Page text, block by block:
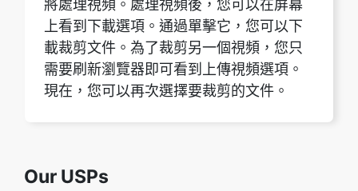
載裁剪文件。為了裁剪另一個視頻，您只
需要刷新瀏覽器即可看到上傳視頻選項。
現在，您可以再次選擇要裁剪的文件。